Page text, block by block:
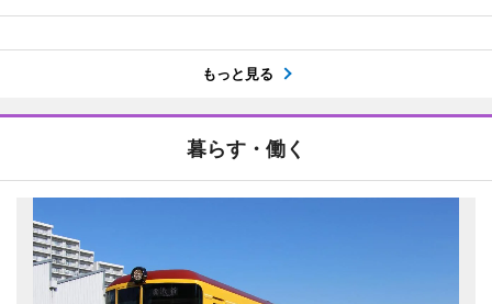
もっと見る
暮らす・働く